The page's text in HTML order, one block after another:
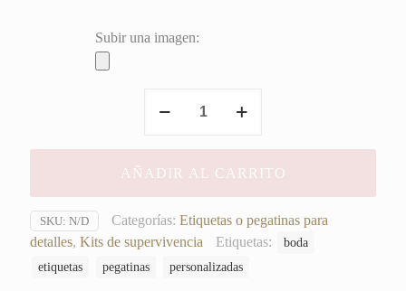
Subir una imagen:
para
de
Resaca
Oscar
cantidad
AÑADIR AL CARRITO
SKU: N/D Categorías: Etiquetas o pegatinas para
detalles, Kits de supervivencia Etiquetas:
boda
etiquetas
pegatinas personalizadas